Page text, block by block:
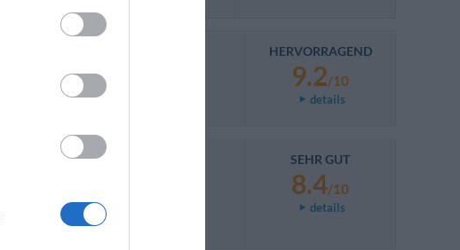
HERVORRAGEND
9.2/10
details
SEHR GUT
8.4/10
details